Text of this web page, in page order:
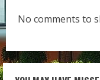
No comments to